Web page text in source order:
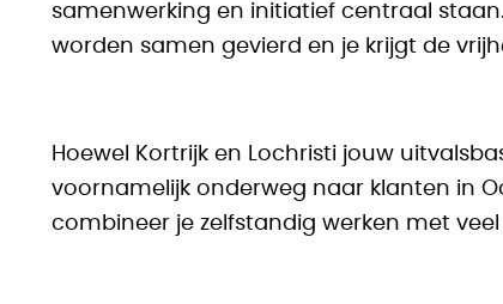
samenwerking en initiatief centraal
worden samen gevierd en je krijgt de
Hoewel Kortrijk en Lochristi jouw
voornamelijk onderweg naar klanten in
combineer je zelfstandig werken met